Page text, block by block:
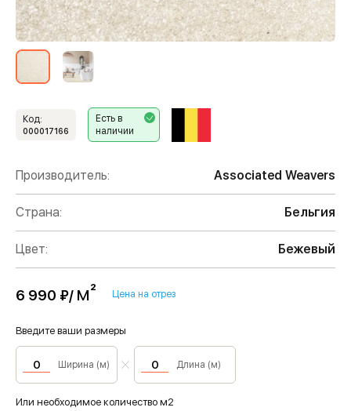
Код:
000017166
Есть в
наличии
Производитель: Associated Weavers
Страна: Бельгия
Цвет: Бежевый
6 990 ₽/ м² Цена на отрез
Введите ваши размеры
Ширина (м) Длина (м)
Или необходимое количество м2